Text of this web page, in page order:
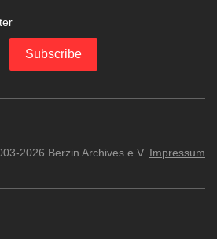
Subscribe
2026 Berzin Archives e.V. Impressum